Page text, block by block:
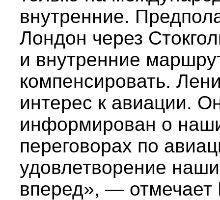
внутренние.
Лондон через
и внутренние
компенсировать.
интерес к авиации.
информирован о
переговорах по
удовлетворение
вперед», — отмечает